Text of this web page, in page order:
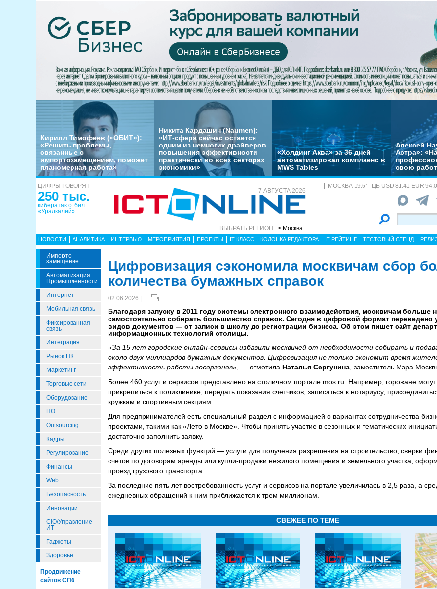
Кирилл Тимофеев («ОБИТ»):
«Решить проблемы,
связанные с
импортозамещением, поможет
планомерная работа»
Никита Кардашин (Naumen):
«ИТ-сфера сейчас остается
одним из немногих драйверов
повышения эффективности
практически во всех секторах
экономики»
«Холдинг Аква» за 36 дней
автоматизировал комплаенс в
MWS Tables
Алексей
Астра»:
свою
ЦИФРЫ ГОВОРЯТ
250 тыс.
кибератак отбил
«Уралкалий»
7 АВГУСТА 2026
ВЫБРАТЬ РЕГИОН > Москва
МОСКВА 19.6° ЦБ USD 81.41 EUR
НОВОСТИ АНАЛИТИКА ИНТЕРВЬЮ МЕРОПРИЯТИЯ ПРОЕКТЫ IT КЛАСС КОЛОНКА РЕДАКТОРА IT РЕЙТИНГ ТЕСТОВЫЙ СТЕНД
Импорто­
Замещение
Автоматизация
Промышленности
Интернет
Мобильная связь
Фиксированная
связь
Интеграция
Рынок ПК
Маркетинг
Торговые сети
Оборудование
ПО
Outsourcing
Кадры
Регулирование
Финансы
Web
Безопасность
Инновации
CIO/Управление
ИТ
Гаджеты
Здоровье
Продвижение
сайтов СПб
Цифровизация сэкономила москвичам сбор
количества бумажных справок
02.06.2026 |
Благодаря запуску в 2011 году системы электронного взаимодействия, москвичам больше
самостоятельно собирать большинство справок. Сегодня в цифровой формат переведено
видов документов — от записи в школу до регистрации бизнеса. Об этом пишет сайт
информационных технологий столицы.
«За 15 лет городские онлайн-сервисы избавили москвичей от необходимости собирать и
около двух миллиардов бумажных документов. Цифровизация не только экономит время
эффективность работы госорганов», — отметила Наталья Сергунина , заместитель Мэра
Более 460 услуг и сервисов представлено на столичном портале mos.ru. Например, горожане
прикрепиться к поликлинике, передать показания счетчиков, записаться к нотариусу,
кружкам и спортивным секциям.
Для предпринимателей есть специальный раздел с информацией о вариантах сотрудничества
проектами, такими как «Лето в Москве». Чтобы принять участие в сезонных и тематических
достаточно заполнить заявку.
Среди других полезных функций — услуги для получения разрешения на строительство, сверки
счетов по договорам аренды или купли‑продажи нежилого помещения и земельного участка,
проезд грузового транспорта.
За последние пять лет востребованность услуг и сервисов на портале увеличилась в 2,5 раза, а
ежедневных обращений к ним приближается к трем миллионам.
СВЕЖЕЕ ПО ТЕМЕ